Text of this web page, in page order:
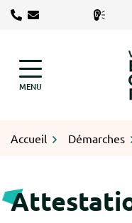
Aller
MENU
Accueil Démarches